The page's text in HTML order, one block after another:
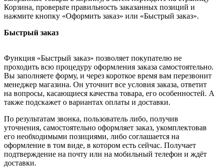
Корзина, проверьте правильность заказанных позиций и
нажмите кнопку «Оформить заказ» или «Быстрый заказ».
Быстрый заказ
Функция «Быстрый заказ» позволяет покупателю не
проходить всю процедуру оформления заказа самостоятельно.
Вы заполняете форму, и через короткое время вам перезвонит
менеджер магазина. Он уточнит все условия заказа, ответит
на вопросы, касающиеся качества товара, его особенностей. А
также подскажет о вариантах оплаты и доставки.
По результатам звонка, пользователь либо, получив
уточнения, самостоятельно оформляет заказ, укомплектовав
его необходимыми позициями, либо соглашается на
оформление в том виде, в котором есть сейчас. Получает
подтверждение на почту или на мобильный телефон и ждёт
доставки.